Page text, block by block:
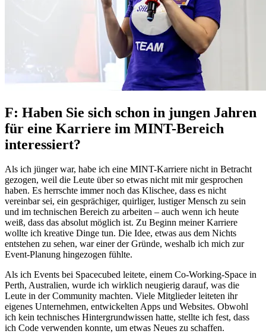
F: Haben Sie sich schon in jungen Jahren
für eine Karriere im MINT-Bereich
interessiert?
Als ich jünger war, habe ich eine MINT-Karriere nicht in Betracht
gezogen, weil die Leute über so etwas nicht mit mir gesprochen
haben. Es herrschte immer noch das Klischee, dass es nicht
vereinbar sei, ein gesprächiger, quirliger, lustiger Mensch zu sein
und im technischen Bereich zu arbeiten – auch wenn ich heute
weiß, dass das absolut möglich ist. Zu Beginn meiner Karriere
wollte ich kreative Dinge tun. Die Idee, etwas aus dem Nichts
entstehen zu sehen, war einer der Gründe, weshalb ich mich zur
Event-Planung hingezogen fühlte.
Als ich Events bei Spacecubed leitete, einem Co-Working-Space in
Perth, Australien, wurde ich wirklich neugierig darauf, was die
Leute in der Community machten. Viele Mitglieder leiteten ihr
eigenes Unternehmen, entwickelten Apps und Websites. Obwohl
ich kein technisches Hintergrundwissen hatte, stellte ich fest, dass
ich Code verwenden konnte, um etwas Neues zu schaffen.